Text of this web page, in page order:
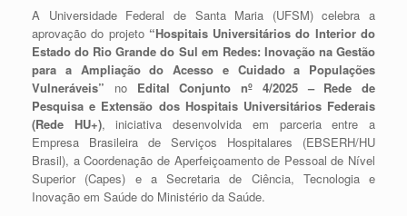
A Universidade Federal de Santa Maria (UFSM) celebra a
aprovação do projeto “Hospitais Universitários do Interior do
Estado do Rio Grande do Sul em Redes: Inovação na Gestão
para a Ampliação do Acesso e Cuidado a Populações
Vulneráveis” noEdital Conjunto nº 4/2025 – Rede de
Pesquisa e Extensão dos Hospitais Universitários Federais
(Rede HU+), iniciativa desenvolvida em parceria entre a
Empresa Brasileira de Serviços Hospitalares (EBSERH/HU
Brasil), a Coordenação de Aperfeiçoamento de Pessoal de Nível
Superior (Capes) e a Secretaria de Ciência, Tecnologia e
Inovação em Saúde do Ministério da Saúde.